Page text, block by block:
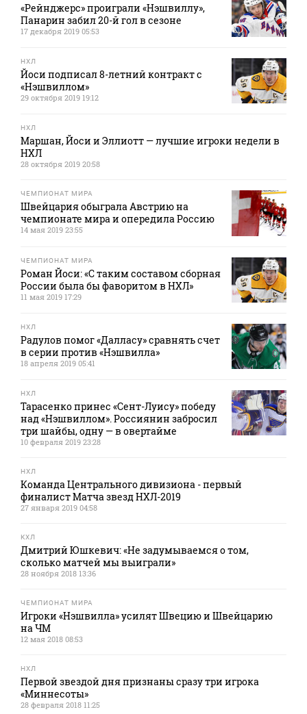
«Рейнджерс» проиграли «Нэшвиллу»,
Панарин забил 20-й гол в сезоне
17 декабря 2019 05:53
НХЛ
Йоси подписал 8-летний контракт с
«Нэшвиллом»
29 октября 2019 19:12
НХЛ
Маршан, Йоси и Эллиотт — лучшие игроки недели в
НХЛ
28 октября 2019 20:58
ЧЕМПИОНАТ МИРА
Швейцария обыграла Австрию на
чемпионате мира и опередила Россию
14 мая 2019 23:55
ЧЕМПИОНАТ МИРА
Роман Йоси: «С таким составом сборная
России была бы фаворитом в НХЛ»
11 мая 2019 17:29
НХЛ
Радулов помог «Далласу» сравнять счет
в серии против «Нэшвилла»
18 апреля 2019 05:41
НХЛ
Тарасенко принес «Сент-Луису» победу
над «Нэшвиллом». Россиянин забросил
три шайбы, одну — в овертайме
10 февраля 2019 23:28
НХЛ
Команда Центрального дивизиона - первый
финалист Матча звезд НХЛ-2019
27 января 2019 04:58
КХЛ
Дмитрий Юшкевич: «Не задумываемся о том,
сколько матчей мы выиграли»
28 ноября 2018 13:36
ЧЕМПИОНАТ МИРА
Игроки «Нэшвилла» усилят Швецию и Швейцарию
на ЧМ
12 мая 2018 08:53
НХЛ
Первой звездой дня признаны сразу три игрока
«Миннесоты»
28 февраля 2018 11:25